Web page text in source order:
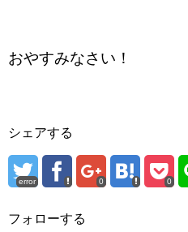
おやすみなさい！
シェアする
error 0 0
フォローする